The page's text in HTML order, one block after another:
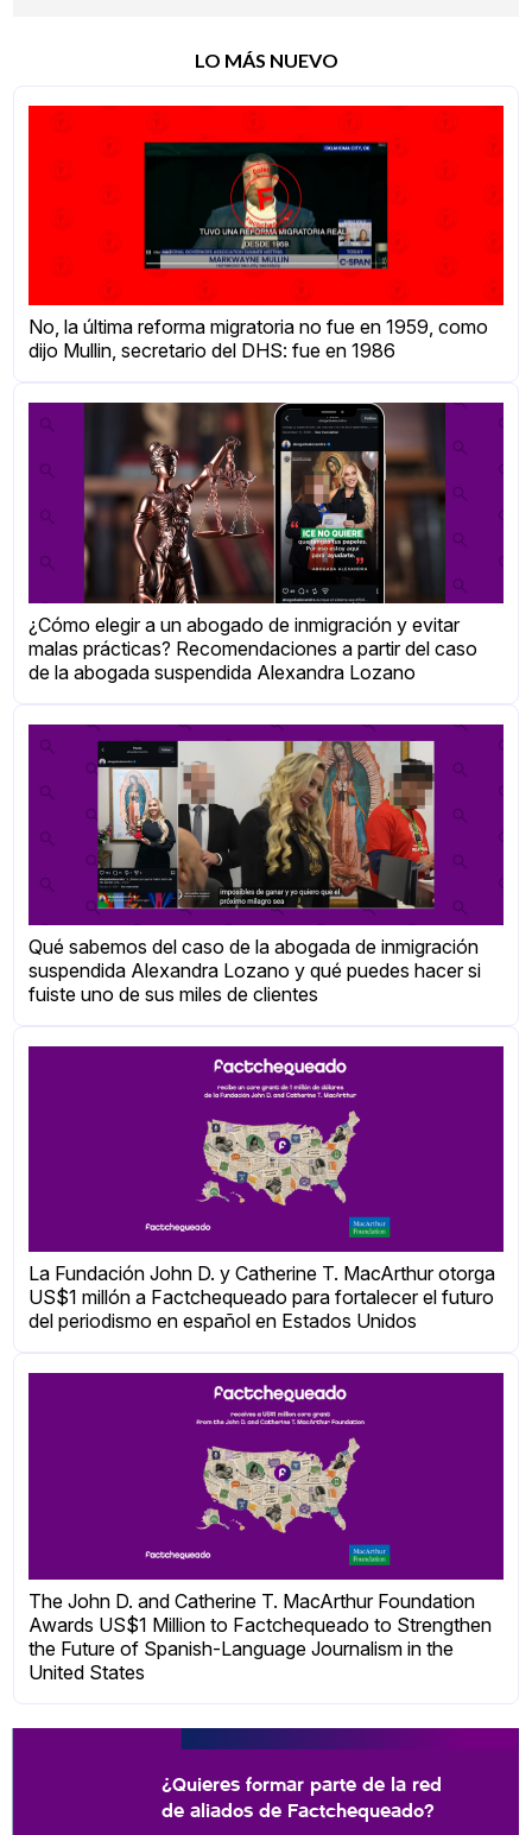
LO MÁS NUEVO
No, la última reforma migratoria no fue en 1959, como
dijo Mullin, secretario del DHS: fue en 1986
¿Cómo elegir a un abogado de inmigración y evitar
malas prácticas? Recomendaciones a partir del caso
de la abogada suspendida Alexandra Lozano
Qué sabemos del caso de la abogada de inmigración
suspendida Alexandra Lozano y qué puedes hacer si
fuiste uno de sus miles de clientes
La Fundación John D. y Catherine T. MacArthur otorga
US$1 millón a Factchequeado para fortalecer el futuro
del periodismo en español en Estados Unidos
The John D. and Catherine T. MacArthur Foundation
Awards US$1 Million to Factchequeado to Strengthen
the Future of Spanish-Language Journalism in the
United States
¿Quieres formar parte de la red
de aliados de Factchequeado?